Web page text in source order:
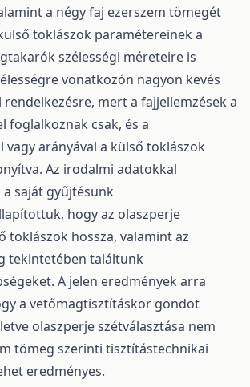
a négy faj ezerszem tömegét
toklászok paramétereinek a
szélességi méreteire is
vonatkozón nagyon kevés
mert a fajjellemzések a
foglalkoznak csak, és a
vagy arányával a külső toklászok
Az irodalmi adatokkal
saját gyűjtésünk
hogy az olaszperje
toklászok hossza, valamint az
tekintetében találtunk
A jelen eredmények arra
a vetőmagtisztításkor gondot
olaszperje szétválasztása nem
tömeg szerinti tisztítástechnikai
eredményes.